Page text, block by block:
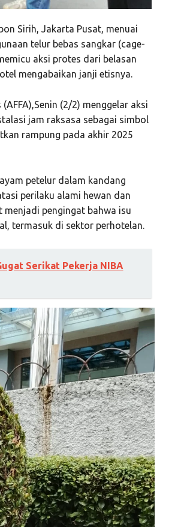
Sirih, Jakarta Pusat, menuai
telur bebas sangkar (cage-
aksi protes dari belasan
mengabaikan janji etisnya.
(2/2) menggelar aksi
jam raksasa sebagai simbol
rampung pada akhir 2025
petelur dalam kandang
perilaku alami hewan dan
menjadi pengingat bahwa isu
termasuk di sektor perhotelan.
Serikat Pekerja NIBA